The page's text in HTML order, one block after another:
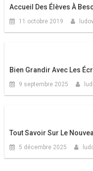
Accueil Des Élèves À
11 octobre 2019
Bien Grandir Avec Les
9 septembre 2025
Tout Savoir Sur Le
5 décembre 2025